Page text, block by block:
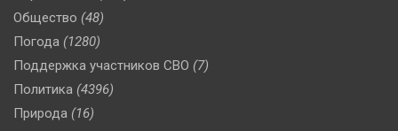
Общество (48)
Погода (1280)
Поддержка участников СВО (7)
Политика (4396)
Природа (16)